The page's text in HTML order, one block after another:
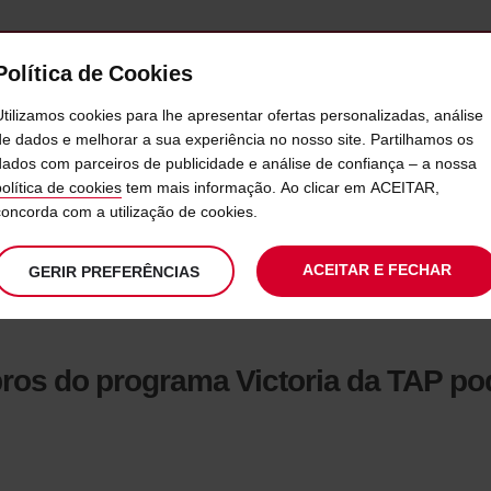
SERVIÇOS EMPRESAS
DO PROGRAMA
do programa Victoria da TAP
de Cookies
cookies para lhe apresentar ofertas personalizadas, análise
dados e melhorar a sua experiência no nosso site. Partilhamos os
com parceiros de publicidade e análise de confiança – a nossa
de cookies tem mais informação. Ao clicar em ACEITAR,
com a utilização de cookies.
GERIR PREFERÊNCIAS ACEITAR E FECHAR